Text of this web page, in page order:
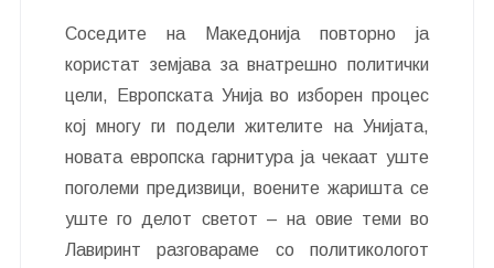
Соседите на Македонија повторно ја
користат земјава за внатрешно политички
цели, Европската Унија во изборен процес
кој многу ги подели жителите на Унијата,
новата европска гарнитура ја чекаат уште
поголеми предизвици, воените жаришта се
уште го делот светот – на овие теми во
Лавиринт разговараме со политикологот